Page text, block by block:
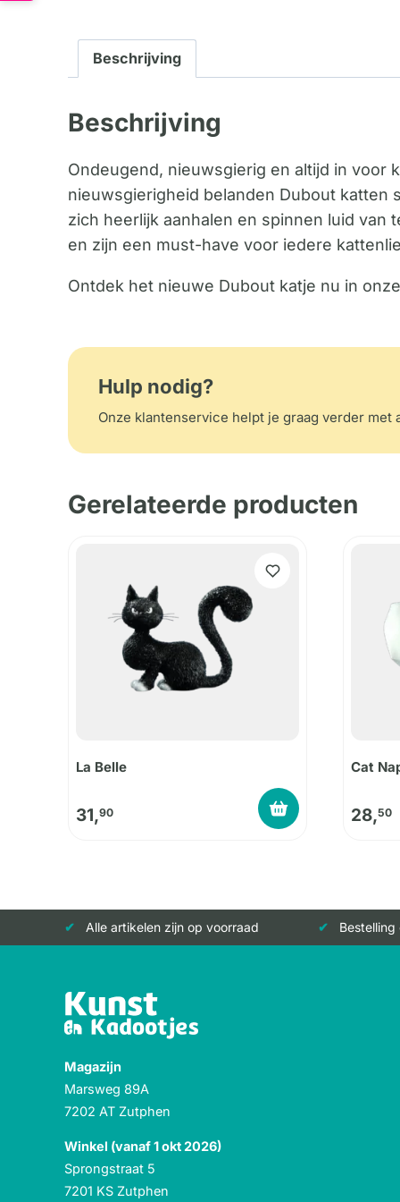
Beschrijving
Beschrijving
Ondeugend, nieuwsgierig en altijd in voor
nieuwsgierigheid belanden Dubout katten
zich heerlijk aanhalen en spinnen luid
en zijn een must-have voor iedere
Ontdek het nieuwe Dubout katje nu in
Hulp nodig?
Onze klantenservice helpt je graag verder met
Gerelateerde producten
La Belle
31,90
Cat
28,50
Alle artikelen zijn op voorraad
Magazijn
Marsweg 89A
7202 AT Zutphen
Winkel (vanaf 1 okt 2026)
Sprongstraat 5
7201 KS Zutphen